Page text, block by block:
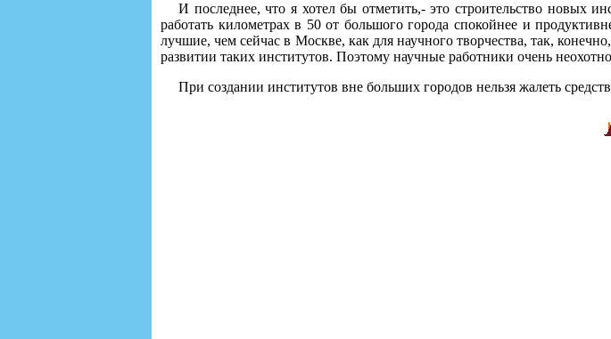
И последнее, что я хотел бы отметить,- это строительство новых
работать километрах в 50 от большого города спокойнее и
лучшие, чем сейчас в Москве, как для научного творчества, так,
развитии таких институтов. Поэтому научные работники очень
При создании институтов вне больших городов нельзя жалеть